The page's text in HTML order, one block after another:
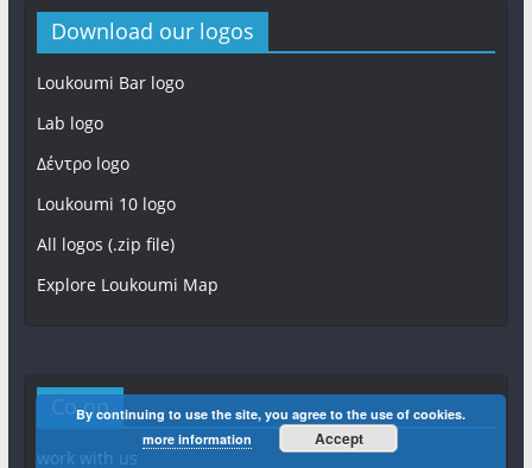
Download our logos
Loukoumi Bar logo
Lab logo
Δέντρο logo
Loukoumi 10 logo
All logos (.zip file)
Explore Loukoumi Map
Co op
work with us
By continuing to use the site, you agree to the use of cookies.
more information
Accept